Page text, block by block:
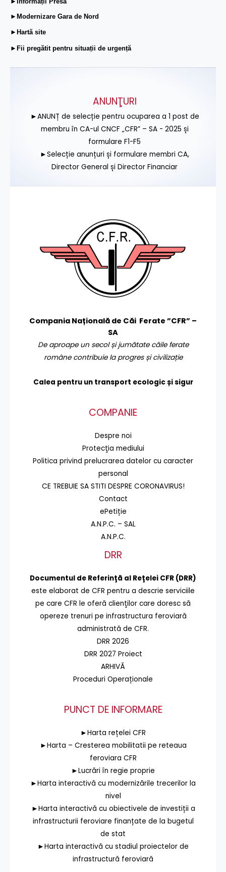
►Modernizare Gara de Nord
►Hartă site
►Fii pregătit pentru situații de urgență
ANUNŢURI
►ANUNȚ de selecție pentru ocuparea a 1 post de
membru în CA-ul CNCF „CFR” – SA - 2025 și
formulare F1-F5
►Selecție anunțuri și formulare membri CA,
Director General și Director Financiar
Compania Națională de Căi Ferate ”CFR” –
SA
De aproape un secol și jumătate căile ferate
române contribuie la progres și civilizație
Calea pentru un transport ecologic și sigur
COMPANIE
Despre noi
Protecţia mediului
Politica privind prelucrarea datelor cu caracter
personal
CE TREBUIE SA STITI DESPRE CORONAVIRUS!
Contact
ePetiție
A.N.P.C. – SAL
A.N.P.C.
DRR
Documentul de Referinţă al Reţelei CFR (DRR)
este elaborat de CFR pentru a descrie serviciile
pe care CFR le oferă clienţilor care doresc să
opereze trenuri pe infrastructura feroviară
administrată de CFR.
DRR 2026
DRR 2027 Proiect
ARHIVĂ
Proceduri Operaționale
PUNCT DE INFORMARE
►Harta rețelei CFR
►Harta – Cresterea mobilitatii pe reteaua
feroviara CFR
►Lucrări în regie proprie
►Harta interactivă cu modernizările trecerilor la
nivel
►Harta interactivă cu obiectivele de investiții a
infrastructurii feroviare finanțate de la bugetul
de stat
►Harta interactivă cu stadiul proiectelor de
infrastructură feroviară